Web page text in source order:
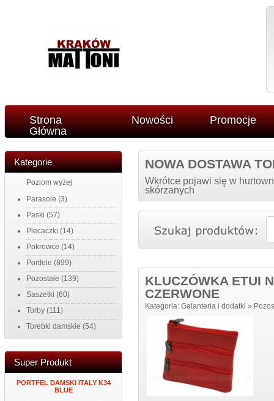
Strona
Główna
Nowości Promocje
Kategorie
Poziom wyżej
Parasole (3)
Paski (57)
Plecaczki (14)
Pokrowce (14)
Portfele (899)
Pozostałe (139)
Saszetki (60)
Torby (111)
Torebki damskie (54)
Super Produkt
PORTFEL DAMSKI ITALY K34
BLUE
MĘSKI PORTFEL SKÓRZANY
NEW WILD 125400 BLUE
ŚCIANĘ
NOWA DOSTAWA
Wkrótce pojawi się w
skórzanych
KLUCZÓWKA ETUI
CZERWONE
Kategoria: Galanteria i dodatki »